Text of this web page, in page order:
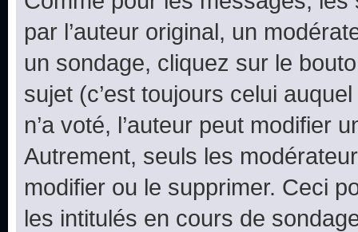
par l’auteur original, un
un sondage, cliquez sur le
sujet (c’est toujours celui
n’a voté, l’auteur peut modifier
Autrement, seuls les
modifier ou le supprimer. Ceci
les intitulés en cours de